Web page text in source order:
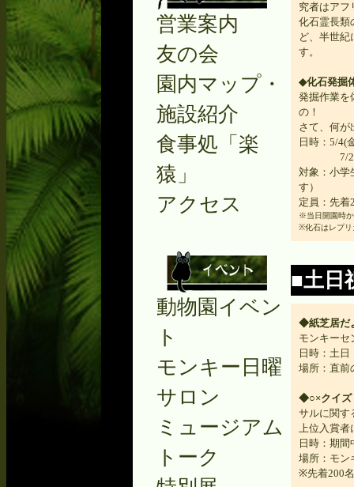
究者はアフ
化石霊長類
ど、半世
す。
◆化石発掘
発掘作業を
の！
さて、何が
日時：5/4(
7/29(日
対象：小学
す）
定員：先
※当日開園時
※化石はレプリ
■土日
◆紙芝居だ
モンキーセ
日時：土
場所：直前
◆○×クイズ
サルに関す
上位入賞者
日時：期
場所：モ
※先着200
営業案内
友の会
園内マップ・
施設紹介
食事処「楽
猿」
アクセス
動物園イベン
ト
モンキー日曜
サロン
ミュージアム
トーク